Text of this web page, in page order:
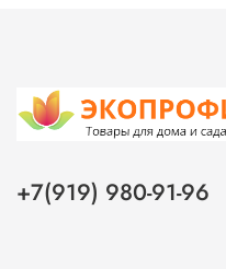
+7(919) 980-91-96